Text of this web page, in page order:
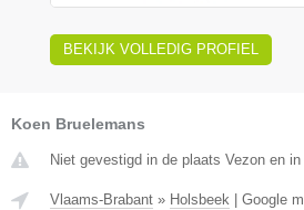
BEKIJK VOLLEDIG PROFIEL
Koen Bruelemans
Niet gevestigd in de plaats Vezon en
Vlaams-Brabant » Holsbeek Google